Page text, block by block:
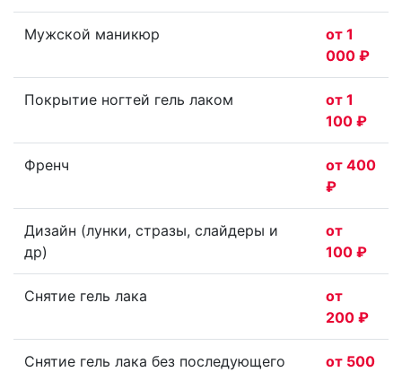
Мужской маникюр
от 1
000 ₽
Покрытие ногтей гель лаком
от 1
100 ₽
Френч
от 400
₽
Дизайн (лунки, стразы, слайдеры и
др)
от
100 ₽
Снятие гель лака
от
200 ₽
Снятие гель лака без последующего
от 500